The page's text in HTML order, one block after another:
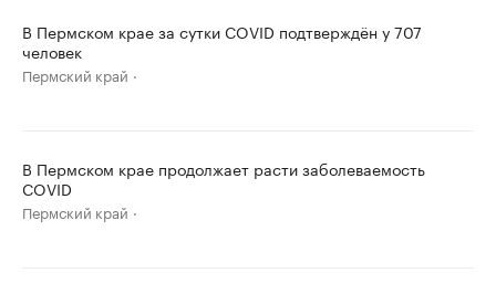
В Пермском крае за сутки COVID подтверждён у 707
человек
Пермский край
В Пермском крае продолжает расти заболеваемость
COVID
Пермский край